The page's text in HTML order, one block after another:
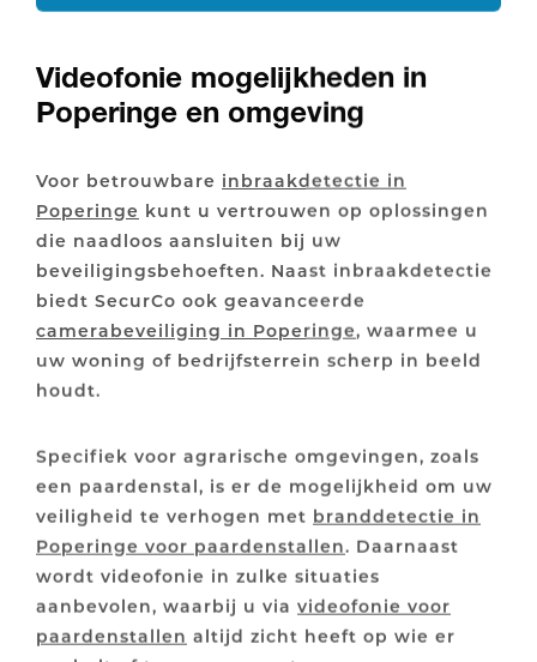
Videofonie mogelijkheden in
Poperinge en omgeving
Voor betrouwbare inbraakdetectie in
Poperinge kunt u vertrouwen op oplossingen
die naadloos aansluiten bij uw
beveiligingsbehoeften. Naast inbraakdetectie
biedt SecurCo ook geavanceerde
camerabeveiliging in Poperinge, waarmee u
uw woning of bedrijfsterrein scherp in beeld
houdt.
Specifiek voor agrarische omgevingen, zoals
een paardenstal, is er de mogelijkheid om uw
veiligheid te verhogen met branddetectie in
Poperinge voor paardenstallen. Daarnaast
wordt videofonie in zulke situaties
aanbevolen, waarbij u via videofonie voor
paardenstallen altijd zicht heeft op wie er